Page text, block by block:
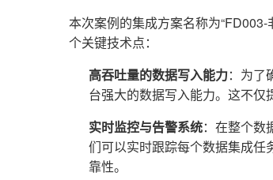
本次案例的集成方案名称为
个关键技术点：
高吞吐量的数据写入能力：为了
台强大的数据写入能力。这不仅
实时监控与告警系统：在整个数
们可以实时跟踪每个数据集成
靠性。